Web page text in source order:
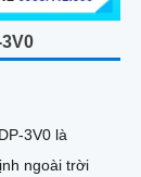
3V0 là
ngoài trời